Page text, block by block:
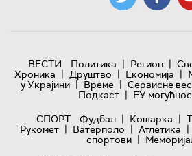
ВЕСТИ Политика | Регион |
Хроника | Друштво | Економија |
у Украјини | Време | Сервисне
Подкаст | ЕУ
СПОРТ
Фудбал | Кошарка |
Рукомет | Ватерполо | Атлетика |
спортови |